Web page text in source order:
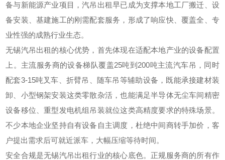
备与新能源产业项目，汽吊出租早已成为支撑本地工厂搬迁、设
备安装、基建施工的刚需配套服务，形成了响应快、覆盖全、专
业性强的成熟行业生态。
无锡汽吊出租的核心优势，首先体现在适配本地产业的设备配置
上。主流服务商的设备梯队覆盖25吨到200吨主流汽车吊，同时
配套3-15吨叉车、折臂吊、随车吊等辅助设备，既能承接建材装
卸、小型钢架安装这类零散杂活，也能满足半导体无尘车间精密
设备移位、重型发电机组吊装就位这类高精度要求的特殊场景。
不少本地企业坚持自有设备自主调度，杜绝中间商转手加价，客
户提出需求后可就近派车，大幅压缩等待时间。
安全合规是无锡汽吊出租行业的核心底色。正规服务商的所有作